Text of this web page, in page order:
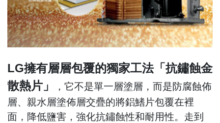
LG擁有層層包覆的獨家工法「抗鏽蝕金
散熱片」
，它不是單一層塗層，而是防腐蝕佈
層、親水層塗佈層交疊的將鋁鰭片包覆在裡
面，降低鹽害，強化抗鏽蝕性和耐用性。走到